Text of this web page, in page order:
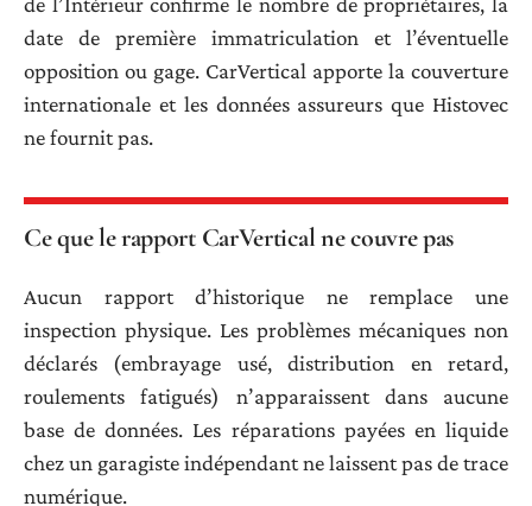
date de première immatriculation et l’éventuelle
opposition ou gage. CarVertical apporte la couverture
internationale et les données assureurs que Histovec
ne fournit pas.
Ce que le rapport CarVertical ne couvre pas
Aucun rapport d’historique ne remplace une
inspection physique. Les problèmes mécaniques non
déclarés (embrayage usé, distribution en retard,
roulements fatigués) n’apparaissent dans aucune
base de données. Les réparations payées en liquide
chez un garagiste indépendant ne laissent pas de trace
numérique.